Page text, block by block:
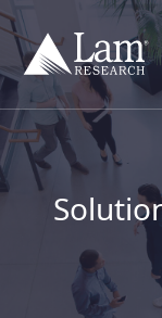
コ
ン
テ
ツ
移
動